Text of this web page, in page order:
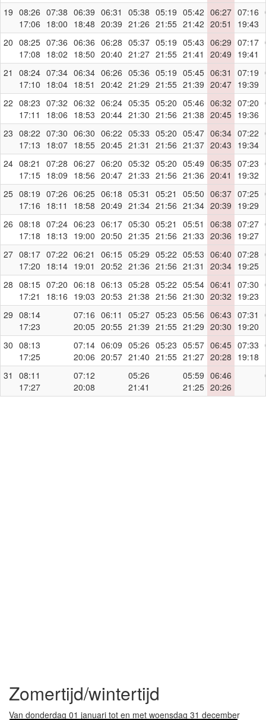
19 08:26
17:06
07:38
18:00
06:39
18:48
06:31
20:39
05:38
21:26
05:19
21:55
05:42
21:42
06:27
20:51
07:16
19:43
20 08:25
17:08
07:36
18:02
06:36
18:50
06:28
20:40
05:37
21:27
05:19
21:55
05:43
21:41
06:29
20:49
07:17
19:41
21
08:24
17:10
07:34
18:04
06:34
18:51
06:26
20:42
05:36
21:29
05:19
21:55
05:45
21:39
06:31
20:47
07:19
19:39
22 08:23
17:11
07:32
18:06
06:32
18:53
06:24
20:44
05:35
21:30
05:20
21:56
05:46
21:38
06:32
20:45
07:20
19:36
23 08:22
17:13
07:30
18:07
06:30
18:55
06:22
20:45
05:33
21:31
05:20
21:56
05:47
21:37
06:34
20:43
07:22
19:34
24 08:21
17:15
07:28
18:09
06:27
18:56
06:20
20:47
05:32
21:33
05:20
21:56
05:49
21:36
06:35
20:41
07:23
19:32
25 08:19
17:16
07:26
18:11
06:25
18:58
06:18
20:49
05:31
21:34
05:21
21:56
05:50
21:34
06:37
20:39
07:25
19:29
26 08:18
17:18
07:24
18:13
06:23
19:00
06:17
20:50
05:30
21:35
05:21
21:56
05:51
21:33
06:38
20:36
07:27
19:27
27 08:17
17:20
07:22
18:14
06:21
19:01
06:15
20:52
05:29
21:36
05:22
21:56
05:53
21:31
06:40
20:34
07:28
19:25
28 08:15
17:21
07:20
18:16
06:18
19:03
06:13
20:53
05:28
21:38
05:22
21:56
05:54
21:30
06:41
20:32
07:30
19:23
29 08:14
17:23
07:16
20:05
06:11
20:55
05:27
21:39
05:23
21:55
05:56
21:29
06:43
20:30
07:31
19:20
30 08:13
17:25
07:14
20:06
06:09
20:57
05:26
21:40
05:23
21:55
05:57
21:27
06:45
20:28
07:33
19:18
31
08:11
17:27
07:12
20:08
05:26
21:41
05:59
21:25
06:46
20:26
Zomertijd/wintertijd
Van donderdag 01 januari tot en met woensdag 31 december